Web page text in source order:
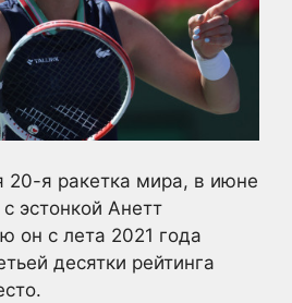
20-я ракетка мира, в июне
эстонкой Анетт
он с лета 2021 года
десятки рейтинга